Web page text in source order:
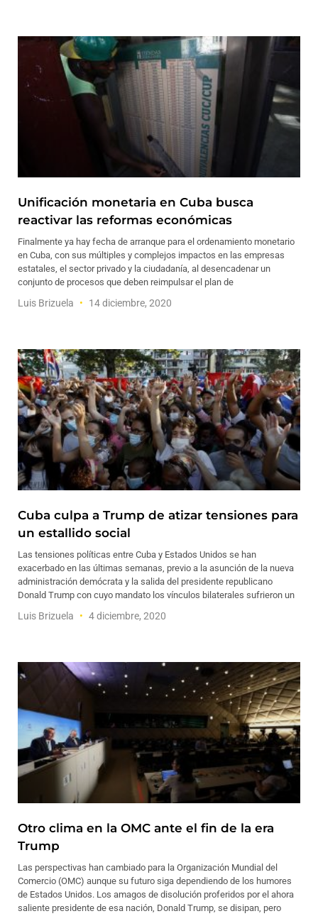
Unificación monetaria en Cuba busca
reactivar las reformas económicas
Finalmente ya hay fecha de arranque para el ordenamiento monetario
en Cuba, con sus múltiples y complejos impactos en las empresas
estatales, el sector privado y la ciudadanía, al desencadenar un
conjunto de procesos que deben reimpulsar el plan de
Luis Brizuela 14 diciembre, 2020
Cuba culpa a Trump de atizar tensiones para
un estallido social
Las tensiones políticas entre Cuba y Estados Unidos se han
exacerbado en las últimas semanas, previo a la asunción de la nueva
administración demócrata y la salida del presidente republicano
Donald Trump con cuyo mandato los vínculos bilaterales sufrieron un
Luis Brizuela 4 diciembre, 2020
Otro clima en la OMC ante el fin de la era
Trump
Las perspectivas han cambiado para la Organización Mundial del
Comercio (OMC) aunque su futuro siga dependiendo de los humores
de Estados Unidos. Los amagos de disolución proferidos por el ahora
saliente presidente de esa nación, Donald Trump, se disipan, pero